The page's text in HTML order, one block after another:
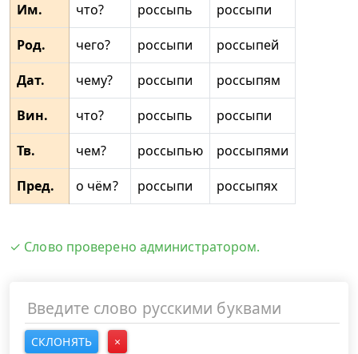
Им.
что? россыпь
россыпи
Род.
чего? россыпи
россыпей
Дат.
чему? россыпи
россыпям
Вин.
что? россыпь
россыпи
Тв.
чем? россыпью
россыпями
Пред.
о чём? россыпи россыпях
✓ Слово проверено администратором.
СКЛОНЯТЬ
×